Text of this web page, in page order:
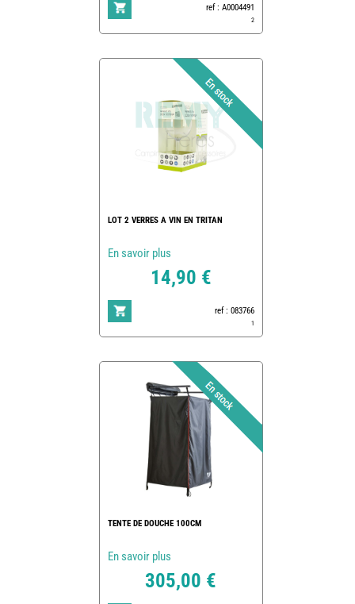
ref : A0004491
2
LOT 2 VERRES A VIN EN TRITAN
En savoir plus
14,90 €
ref : 083766
1
TENTE DE DOUCHE 100CM
En savoir plus
305,00 €